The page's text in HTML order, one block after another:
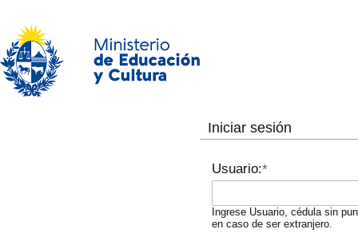
Iniciar sesión
Usuario:*
Ingrese Usuario, cédula sin
en caso de ser extranjero.